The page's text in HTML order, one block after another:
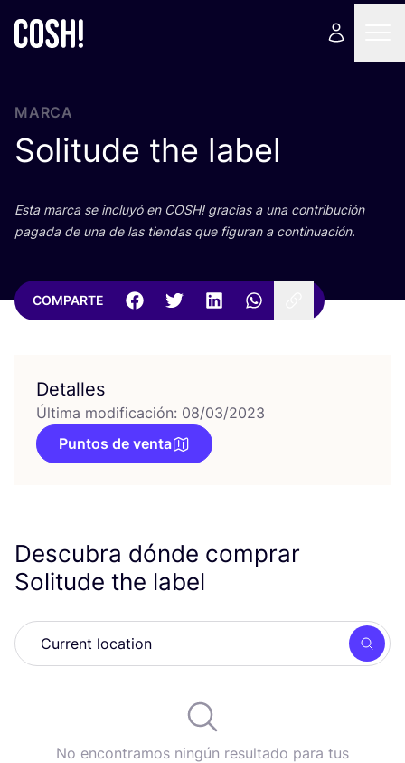
MARCA
Solitude the label
Esta mar­ca se inclu­yó en COSH! gra­cias a una con­tri­bu­ción
paga­da de una de las tien­das que figu­ran a continuación.
COMPARTE
Detalles
Última modificación: 08/03/2023
Puntos de venta
Descubra dónde comprar
Solitude the label
No encontramos ningún resultado para tus